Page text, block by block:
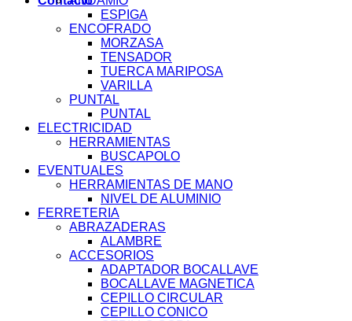
ESPIGA
ENCOFRADO
MORZASA
TENSADOR
TUERCA MARIPOSA
VARILLA
PUNTAL
PUNTAL
ELECTRICIDAD
HERRAMIENTAS
BUSCAPOLO
EVENTUALES
HERRAMIENTAS DE MANO
NIVEL DE ALUMINIO
FERRETERIA
ABRAZADERAS
ALAMBRE
ACCESORIOS
ADAPTADOR BOCALLAVE
BOCALLAVE MAGNETICA
CEPILLO CIRCULAR
CEPILLO CONICO